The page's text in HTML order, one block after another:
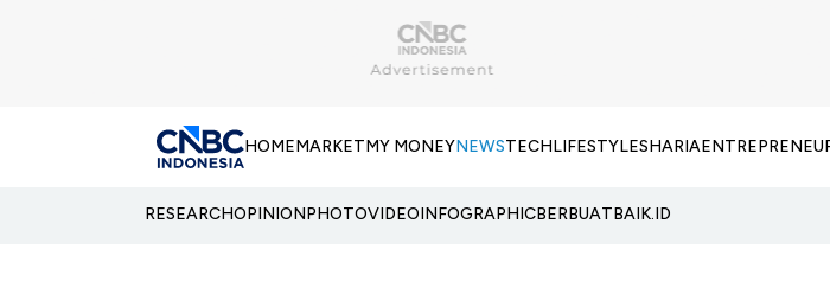
HOMEMARKETMY MONEYNEWSTECHLIFESTYLESHARIA
RESEARCHOPINIONPHOTOVIDEOINFOGRAPHICBERBUATBAIK.ID